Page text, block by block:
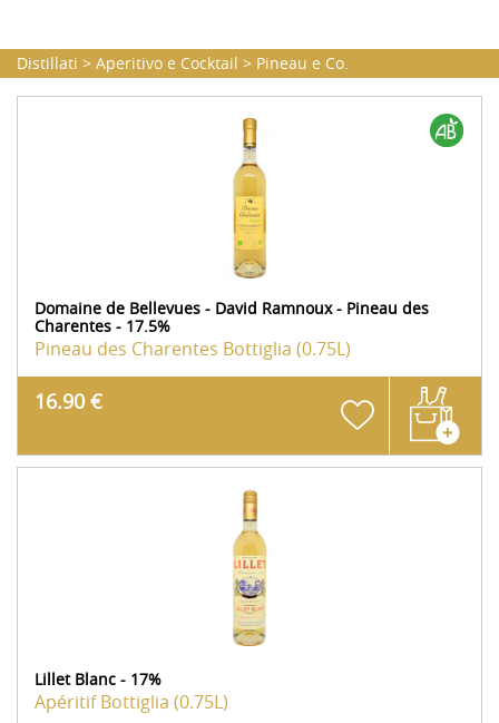
Distillati > Aperitivo e Cocktail > Pineau e Co.
Domaine de Bellevues - David Ramnoux - Pineau des
Charentes - 17.5%
Pineau des Charentes Bottiglia (0.75L)
16.90 €
Lillet Blanc - 17%
ApéritifBottiglia (0.75L)